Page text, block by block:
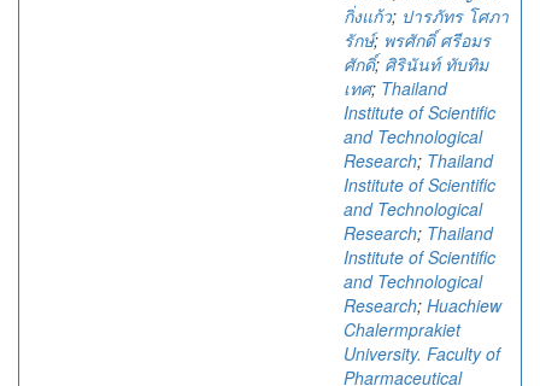
กิ่งแก้ว; ปารภัทร โศภา
รักษ์; พรศักดิ์ ศรีอมร
ศักดิ์; ศิรินันท์ ทับทิม
เทศ; Thailand
Institute of Scientific
and Technological
Research; Thailand
Institute of Scientific
and Technological
Research; Thailand
Institute of Scientific
and Technological
Research; Huachiew
Chalermprakiet
University. Faculty of
Pharmaceutical